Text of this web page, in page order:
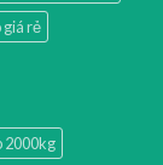
giá rẻ
2000kg